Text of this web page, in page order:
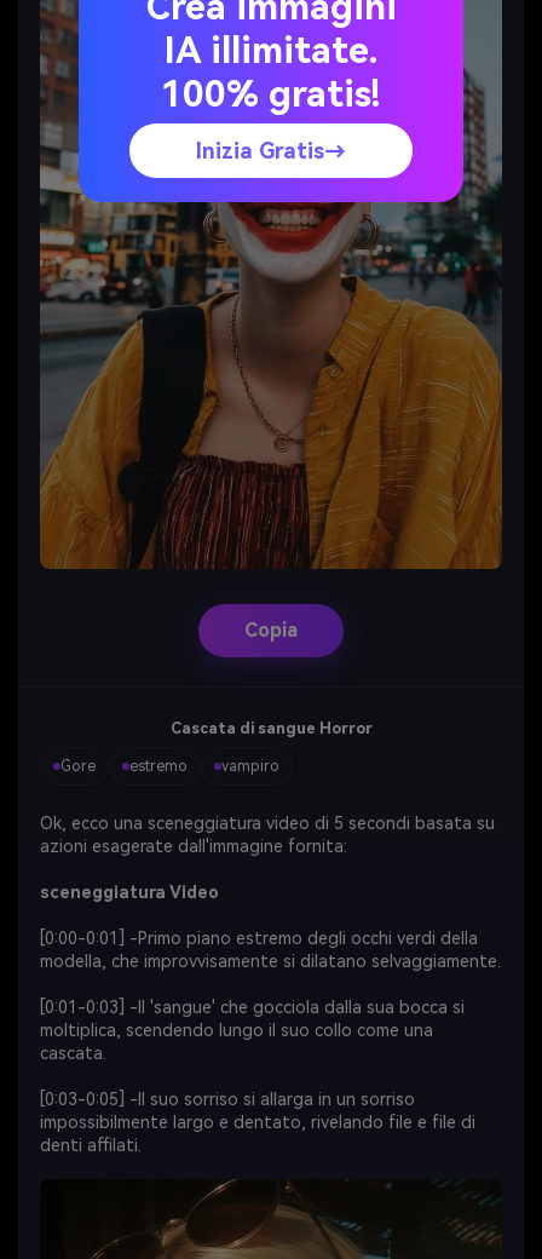
Copia
Cascata di sangue Horror
Gore estremo vampiro
Ok, ecco una sceneggiatura video di 5 secondi basata su
azioni esagerate dall'immagine fornita:
sceneggiatura Video
[0:00-0:01] -Primo piano estremo degli occhi verdi della
modella, che improvvisamente si dilatano selvaggiamente.
[0:01-0:03] -Il 'sangue' che gocciola dalla sua bocca si
moltiplica, scendendo lungo il suo collo come una
cascata.
[0:03-0:05] -Il suo sorriso si allarga in un sorriso
impossibilmente largo e dentato, rivelando file e file di
denti affilati.
IA illimitate.
100% gratis!
Inizia Gratis→